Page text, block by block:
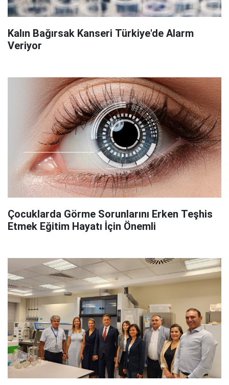
Kalın Bağırsak Kanseri Türkiye'de Alarm
Veriyor
Çocuklarda Görme Sorunlarını Erken Teşhis
Etmek Eğitim Hayatı İçin Önemli